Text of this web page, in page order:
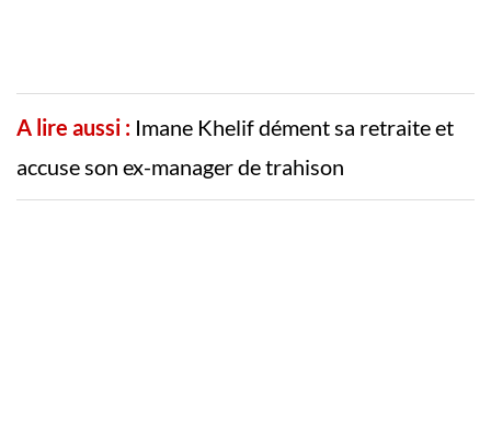
A lire aussi : Imane Khelif dément sa retraite et
accuse son ex-manager de trahison